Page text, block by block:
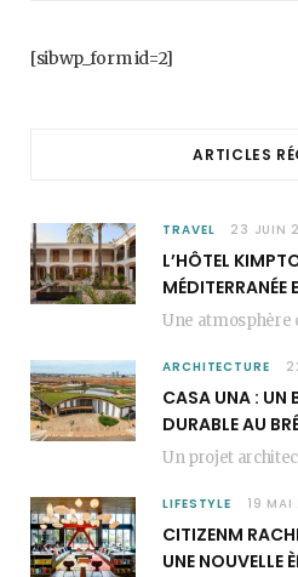
k
a
[sibwp_form id=2]
ARTICLES
TRAVEL 23 JUIN
L’HÔTEL
MÉDITERRANÉE
ARCHITECTURE
CASA UNA : UN
DURABLE AU
LIFESTYLE 19
CITIZENM
UNE NOUVELLE